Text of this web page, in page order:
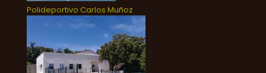
Polideportivo Carlos Muñoz